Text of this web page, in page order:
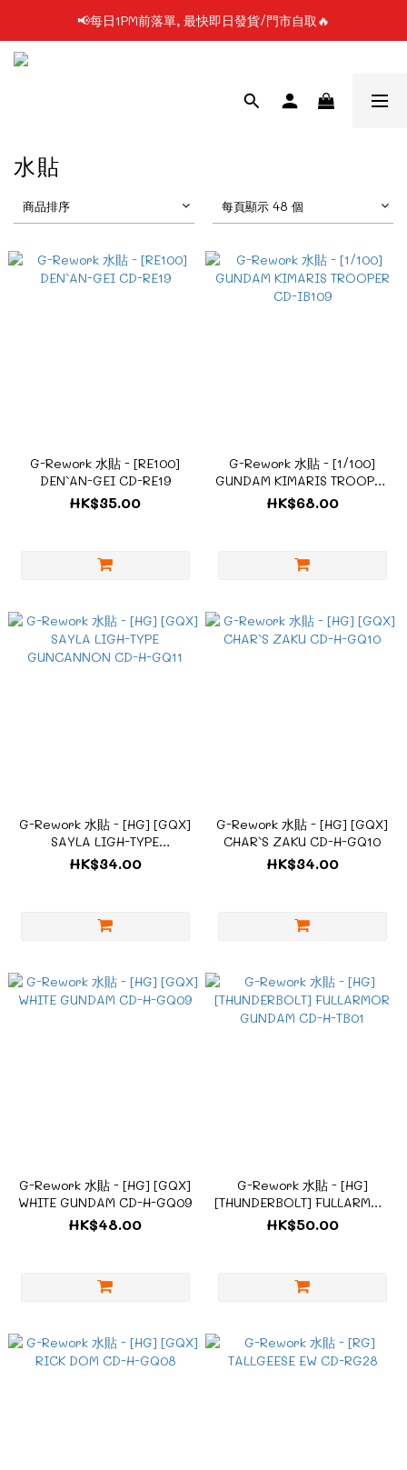
📢凡購物滿$199 順豐自提點免運費📦📦
📢每日1PM前落單, 最快即日發貨/門市自取🔥
📢凡購物滿$199 順豐自提點免運費📦📦
水貼
商品排序 每頁顯示 48 個
G-Rework 水貼 - [RE100]
DEN`AN-GEI CD-RE19
HK$35.00
G-Rework 水貼 - [1/100]
GUNDAM KIMARIS TROOPER
CD-IB109
HK$68.00
G-Rework 水貼 - [HG] [GQX]
SAYLA LIGH-TYPE
GUNCANNON CD-H-GQ11
HK$34.00
G-Rework 水貼 - [HG] [GQX]
CHAR`S ZAKU CD-H-GQ10
HK$34.00
G-Rework 水貼 - [HG] [GQX]
WHITE GUNDAM CD-H-GQ09
HK$48.00
G-Rework 水貼 - [HG]
[THUNDERBOLT] FULLARMOR
GUNDAM CD-H-TB01
HK$50.00